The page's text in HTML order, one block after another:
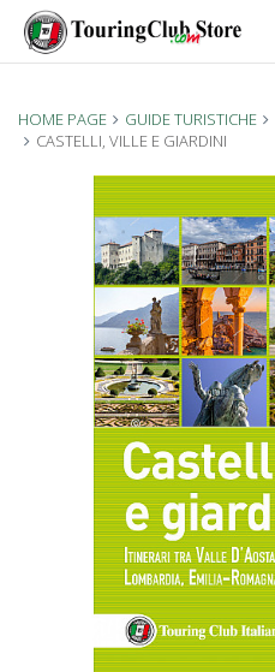
HOME PAGE GUIDE TURISTICHE
CASTELLI, VILLE E GIARDINI